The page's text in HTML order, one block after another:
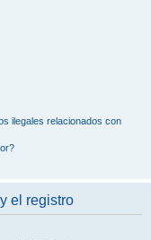
ilegales relacionados con
el registro